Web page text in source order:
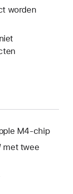
worden
M4-chip
met twee